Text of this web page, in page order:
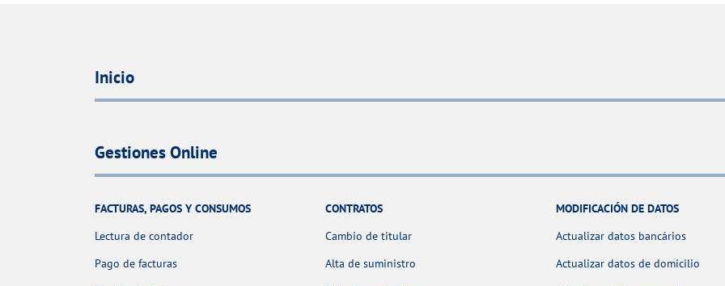
Inicio
Gestiones Online
FACTURAS, PAGOS Y CONSUMOS
Lectura de contador
Pago de facturas
CONTRATOS
Cambio de titular
Alta de suministro
MODIFICACIÓN DE DATOS
Actualizar datos bancários
Actualizar datos de domicilio